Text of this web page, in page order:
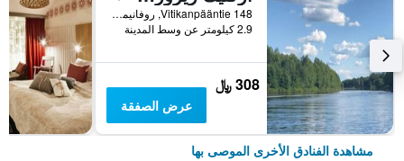
148 Vitikanpääntie, روفانيمي, مقاطعة لابي, فنلندا
2.9 كيلومتر عن وسط المدينة
308 ﷼
عرض الصفقة
مشاهدة الفنادق الأخرى الموصى بها